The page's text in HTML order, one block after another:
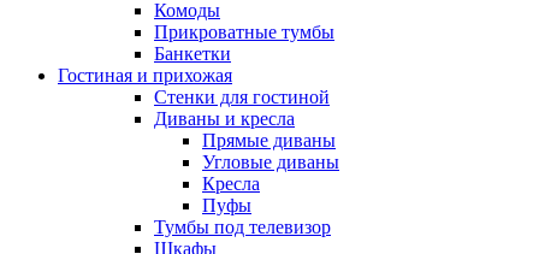
Комоды
Прикроватные тумбы
Банкетки
Гостиная и прихожая
Стенки для гостиной
Диваны и кресла
Прямые диваны
Угловые диваны
Кресла
Пуфы
Тумбы под телевизор
Шкафы